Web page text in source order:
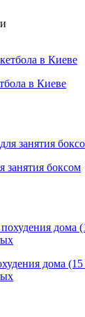
в Киеве
занятия боксом
дома